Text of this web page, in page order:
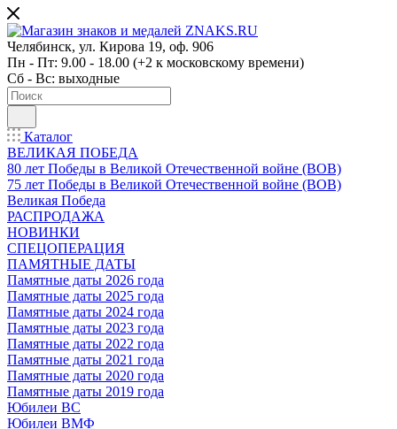
Челябинск, ул. Кирова 19, оф. 906
Пн - Пт: 9.00 - 18.00 (+2 к московскому времени)
Сб - Вс: выходные
Каталог
ВЕЛИКАЯ ПОБЕДА
80 лет Победы в Великой Отечественной войне (ВОВ)
75 лет Победы в Великой Отечественной войне (ВОВ)
Великая Победа
РАСПРОДАЖА
НОВИНКИ
СПЕЦОПЕРАЦИЯ
ПАМЯТНЫЕ ДАТЫ
Памятные даты 2026 года
Памятные даты 2025 года
Памятные даты 2024 года
Памятные даты 2023 года
Памятные даты 2022 года
Памятные даты 2021 года
Памятные даты 2020 года
Памятные даты 2019 года
Юбилеи ВС
Юбилеи ВМФ